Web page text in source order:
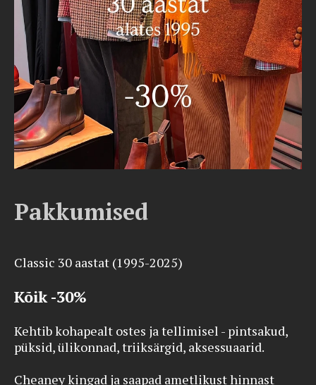
Pakkumised
Classic 30 aastat (1995-2025)
Kõik -30%
Kehtib kohapealt ostes ja tellimisel - pintsakud,
püksid, ülikonnad, triiksärgid, aksessuaarid.
Cheaney kingad ja saapad ametlikust hinnast